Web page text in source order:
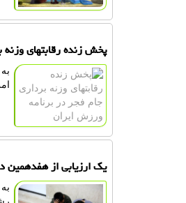
پخش زنده رقابتهای
امروز
یک ارزیابی از هفدهمین